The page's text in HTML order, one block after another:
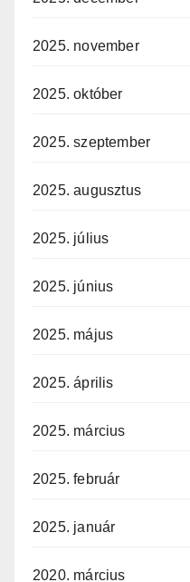
2025. november
2025. október
2025. szeptember
2025. augusztus
2025. július
2025. június
2025. május
2025. április
2025. március
2025. február
2025. január
2020. március